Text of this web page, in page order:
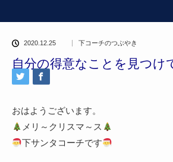
2020.12.25 下コーチのつぶやき
自分の得意なことを見つけ
おはようございます。
メリ～クリスマ～ス
下サンタコーチです